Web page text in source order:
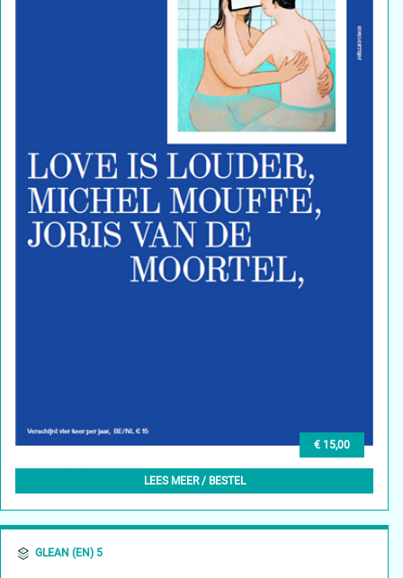
€ 15,00
GLEAN (NL) 6, HERFST 2024
LEES MEER / BESTEL
GLEAN (EN) 5